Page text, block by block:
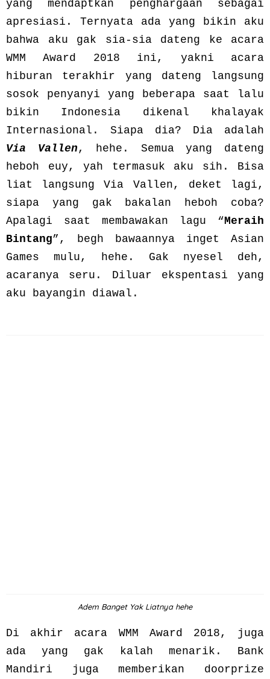
yang mendaptkan penghargaan sebagai
apresiasi. Ternyata ada yang bikin aku
bahwa aku gak sia-sia dateng ke acara
WMM Award 2018 ini, yakni acara
hiburan terakhir yang dateng langsung
sosok penyanyi yang beberapa saat lalu
bikin Indonesia dikenal khalayak
Internasional. Siapa dia? Dia adalah
Via Vallen, hehe. Semua yang dateng
heboh euy, yah termasuk aku sih. Bisa
liat langsung Via Vallen, deket lagi,
siapa yang gak bakalan heboh coba?
Apalagi saat membawakan lagu “Meraih
Bintang”, begh bawaannya inget Asian
Games mulu, hehe. Gak nyesel deh,
acaranya seru. Diluar ekspentasi yang
aku bayangin diawal.
Adem Banget Yak Liatnya hehe
Di akhir acara WMM Award 2018, juga
ada yang gak kalah menarik. Bank
Mandiri juga memberikan doorprize